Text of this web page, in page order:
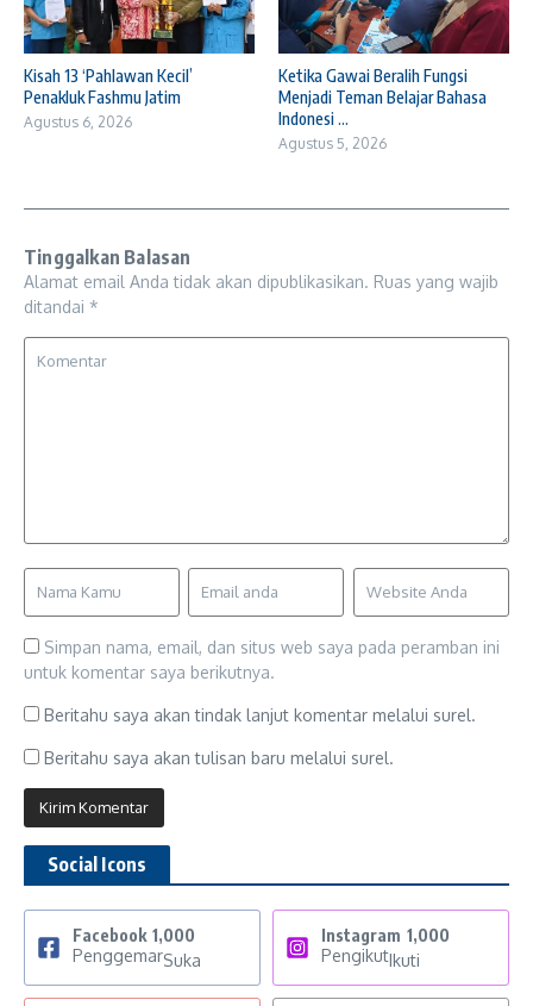
Kisah 13 ‘Pahlawan Kecil’
Penakluk Fashmu Jatim
Agustus 6, 2026
Ketika Gawai Beralih Fungsi
Menjadi Teman Belajar Bahasa
Indonesi ...
Agustus 5, 2026
Tinggalkan Balasan
Alamat email Anda tidak akan dipublikasikan. Ruas yang wajib
ditandai *
Simpan nama, email, dan situs web saya pada peramban ini
untuk komentar saya berikutnya.
Beritahu saya akan tindak lanjut komentar melalui surel.
Beritahu saya akan tulisan baru melalui surel.
Social Icons
Facebook 1,000
PenggemarSuka
Instagram 1,000
PengikutIkuti